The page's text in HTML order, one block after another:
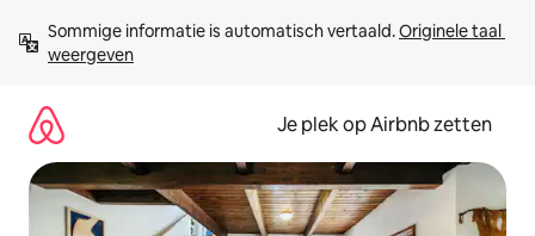
direct
naar
Sommige informatie is automatisch vertaald. Originele taal
weergeven
Je plek op Airbnb zetten